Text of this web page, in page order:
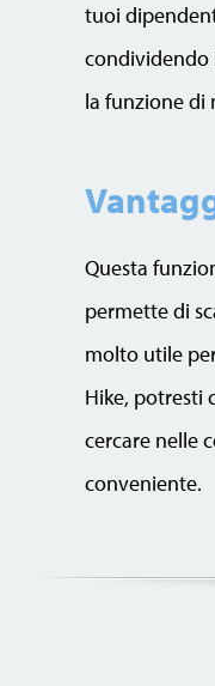
tuoi
condividendo
la funzione di
Questa
permette di
molto utile
Hike, potresti
cercare nelle
conveniente.